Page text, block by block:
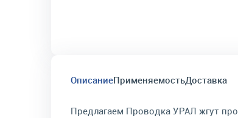
ОписаниеПрименяемостьДоставка
Предлагаем Проводка УРАЛ жгут